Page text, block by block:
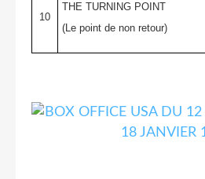
10
THE TURNING POINT
(Le point de non retour)